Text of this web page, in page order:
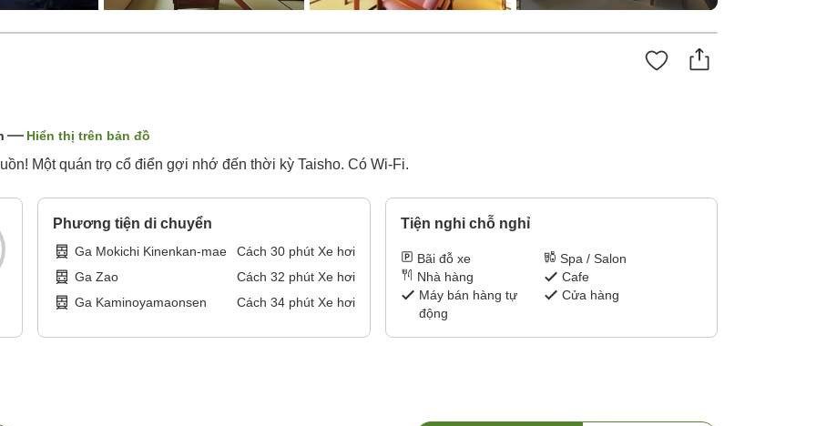
Hiển thị trên bản đồ
Một quán trọ cổ điển gợi nhớ đến thời kỳ Taisho. Có Wi-Fi.
Phương tiện di chuyển
Ga Mokichi Kinenkan-mae Cách 30phút Xe hơi
Ga Zao
Cách 32 phút Xe hơi
Ga Kaminoyamaonsen
Cách 34phút Xe hơi
Tiện nghi chỗ nghỉ
Bãi đỗ xe
Spa / Salon
Nhà hàng
Cafe
Máy bán hàng tự
động
Cửa hàng